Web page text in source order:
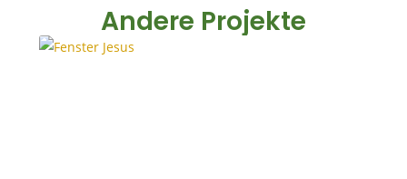
Andere Projekte